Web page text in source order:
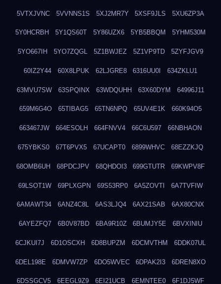
5VTXJVNC 5VVNNS1S 5XJ2MR7Y 5XSF9JLS 5XU6ZP3A
5Y0HCRBH 5Y1QS60T 5Y86UZX6 5YB5BBQM 5YHM530M
5YO667IH 5YO7ZQGL 5Z1BWJEZ 5Z1VP9TD 5ZYFJGV9
60IZ2Y44 60X8LPUK 62LJGRE8 6316UU0I 634ZKLU1
63MVU7SW 63SPQINX 63WDQUHH 63X60DYM 64996J11
659M6G4O 65TIBAG5 65TN6NPQ 65UV4E1K 660K94O5
663467JW 664ESOLH 664FNVV4 66C6U597 66NBHAON
675YBKS0 67T6PVX5 67UCAPT0 6899WHVC 68EZZKJQ
68OMB6UH 68PDCJPV 68QHDOI3 699GTUTR 69KWPV8F
69LSOT1W 69PLXGPN 69S53RP0 6A5ZOVTI 6A7TVFIW
6AMAWT34 6ANZ4C8L 6AS3LJQ4 6AX21SAB 6AX80CNX
6AYEZFQ7 6B0V87BD 6BA9R10Z 6BUMJY5E 6BVXINIU
6CJKUI7J 6D1OSCXH 6D8BUPZM 6DCMVTHM 6DDK07UL
6DEL198E 6DMVW7ZP 6DO5WVEC 6DPAK2I3 6DREN8XO
6DSSGCV5 6EEGL9Z9 6EI21UCB 6EMNTEE0 6F1DJ5WF